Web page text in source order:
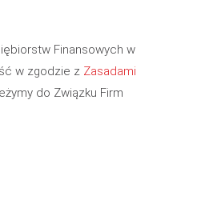
Finansowych w
w zgodzie z Zasadami
do Związku Firm